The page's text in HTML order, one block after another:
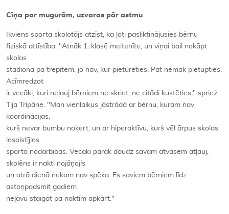
Cīņa par mugurām, uzvaras pār astmu
Ikviens sporta skolotājs atzīst, ka ļoti pasliktinājusies bērnu
fiziskā attīstība. "Atnāk 1. klasē meitenīte, un viņai bail nokāpt
skolas
stadionā pa trepītēm, jo nav, kur pieturēties. Pat nemāk pietupties.
Acīmredzot
ir vecāki, kuri neļauj bērniem ne skriet, ne citādi kustēties," spriež
Tija Tripāne. "Man vienlaikus jāstrādā ar bērnu, kuram nav
koordinācijas,
kurš nevar bumbu noķert, un ar hiperaktīvu, kurš vēl ārpus skolas
iesaistījies
sporta nodarbībās. Vecāki pārāk daudz savām atvasēm atļauj,
skolēns ir nakti nojāņojis
un otrā dienā nekam nav spēka. Es saviem bērniem līdz
astoņpadsmit gadiem
neļāvu staigāt pa naktīm apkārt."